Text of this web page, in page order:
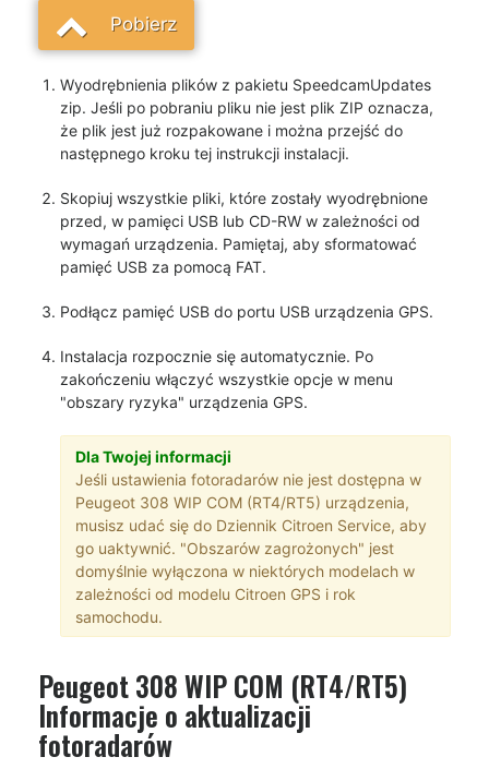
Pobierz
Wyodrębnienia plików z pakietu SpeedcamUpdates
zip. Jeśli po pobraniu pliku nie jest plik ZIP oznacza,
że plik jest już rozpakowane i można przejść do
następnego kroku tej instrukcji instalacji.
Skopiuj wszystkie pliki, które zostały wyodrębnione
przed, w pamięci USB lub CD-RW w zależności od
wymagań urządzenia. Pamiętaj, aby sformatować
pamięć USB za pomocą FAT.
Podłącz pamięć USB do portu USB urządzenia GPS.
Instalacja rozpocznie się automatycznie. Po
zakończeniu włączyć wszystkie opcje w menu
"obszary ryzyka" urządzenia GPS.
Dla Twojej informacji
Jeśli ustawienia fotoradarów nie jest dostępna w
Peugeot 308 WIP COM (RT4/RT5) urządzenia,
musisz udać się do Dziennik Citroen Service, aby
go uaktywnić. "Obszarów zagrożonych" jest
domyślnie wyłączona w niektórych modelach w
zależności od modelu Citroen GPS i rok
samochodu.
Peugeot 308 WIP COM (RT4/RT5)
Informacje o aktualizacji
fotoradarów